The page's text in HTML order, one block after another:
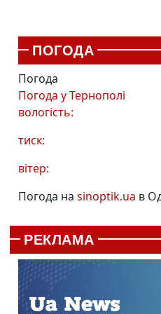
ПОГОДА
Погода
Погода уТернополі
вологість:
тиск:
вітер:
Погода на sinoptik.ua в
РЕКЛАМА